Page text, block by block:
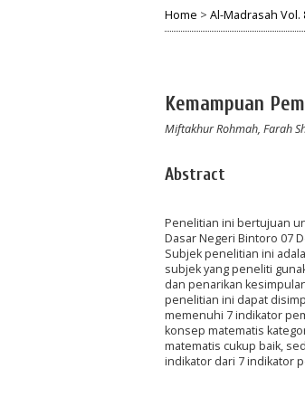
Home > Al-Madrasah Vol.
Kemampuan
Miftakhur Rohmah, Farah
Abstract
Penelitian ini bertujuan
Dasar Negeri Bintoro 07
Subjek penelitian ini
subjek yang peneliti
dan penarikan
penelitian ini dapat
memenuhi 7 indikator
konsep matematis
matematis cukup baik,
indikator dari 7 indikator